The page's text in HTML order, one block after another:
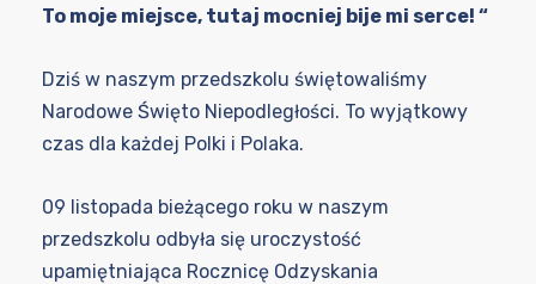
To moje miejsce, tutaj mocniej bije mi serce! “
Dziś w naszym przedszkolu świętowaliśmy
Narodowe Święto Niepodległości. To wyjątkowy
czas dla każdej Polki i Polaka.
09 listopada bieżącego roku w naszym
przedszkolu odbyła się uroczystość
upamiętniająca Rocznicę Odzyskania